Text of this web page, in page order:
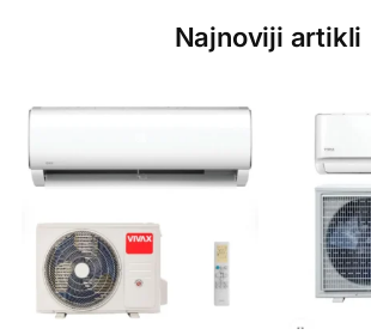
Najnoviji artikli